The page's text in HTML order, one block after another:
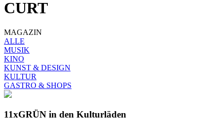
CURT
MAGAZIN
ALLE
MUSIK
KINO
KUNST & DESIGN
KULTUR
GASTRO & SHOPS
11xGRÜN in den Kulturläden